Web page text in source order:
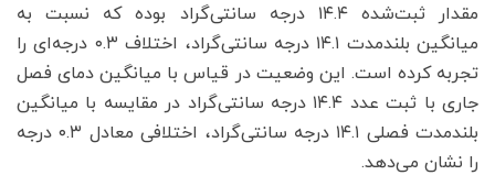
مقدار ثبت‌شده ۱۴.۴ درجه سانتی‌گراد بوده که نسبت به
میانگین بلندمدت ۱۴.۱ درجه سانتی‌گراد، اختلاف ۰.۳ درجه‌ای را
تجربه کرده است. این وضعیت در قیاس با میانگین دمای فصل
جاری با ثبت عدد ۱۴.۴ درجه سانتی‌گراد در مقایسه با میانگین
بلندمدت فصلی ۱۴.۱ درجه سانتی‌گراد، اختلافی معادل ۰.۳ درجه
را نشان می‌دهد.